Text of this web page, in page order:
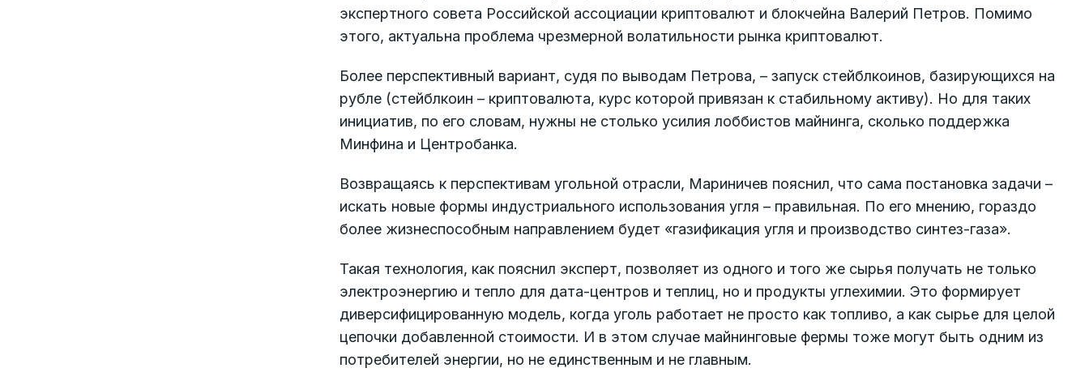
экспертного совета Российской ассоциации криптовалют и блокчейна Валерий Петров. Помимо
этого, актуальна проблема чрезмерной волатильности рынка криптовалют.
Более перспективный вариант, судя по выводам Петрова, – запуск стейблкоинов, базирующихся на
рубле (стейблкоин – криптовалюта, курс которой привязан к стабильному активу). Но для таких
инициатив, по его словам, нужны не столько усилия лоббистов майнинга, сколько поддержка
Минфина и Центробанка.
Возвращаясь к перспективам угольной отрасли, Мариничев пояснил, что сама постановка задачи –
искать новые формы индустриального использования угля – правильная. По его мнению, гораздо
более жизнеспособным направлением будет «газификация угля и производство синтез-газа».
Такая технология, как пояснил эксперт, позволяет из одного и того же сырья получать не только
электроэнергию и тепло для дата-центров и теплиц, но и продукты углехимии. Это формирует
диверсифицированную модель, когда уголь работает не просто как топливо, а как сырье для целой
цепочки добавленной стоимости. И в этом случае майнинговые фермы тоже могут быть одним из
потребителей энергии, но не единственным и не главным.